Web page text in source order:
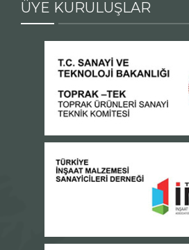
ÜYE KURULUŞLAR